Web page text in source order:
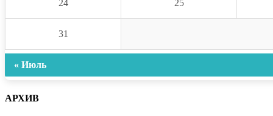
24 25
31
« Июль
АРХИВ